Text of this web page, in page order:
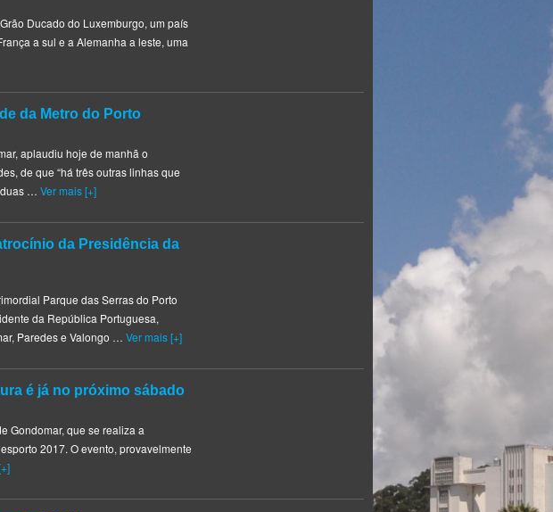
Ducado do Luxemburgo, um país
a sul e a Alemanha a leste, uma
da Metro do Porto
aplaudiu hoje de manhã o
de que “há três outras linhas que
duas … Ver mais [+]
da Presidência da
Parque das Serras do Porto
da República Portuguesa,
Paredes e Valongo … Ver mais [+]
é já no próximo sábado
Gondomar, que se realiza a
2017. O evento, provavelmente